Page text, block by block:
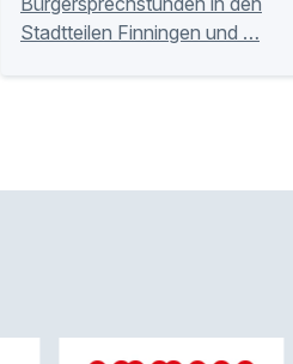
Stadtteilen Finningen und …